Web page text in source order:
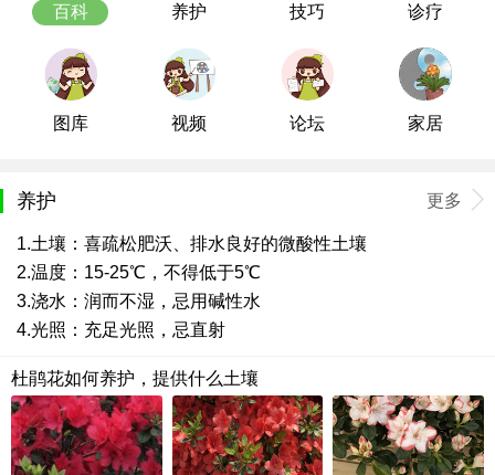
百科 养护 技巧 诊疗
图库 视频 论坛 家居
养护 更多
1.土壤：喜疏松肥沃、排水良好的微酸性土壤
2.温度：15-25℃，不得低于5℃
3.浇水：润而不湿，忌用碱性水
4.光照：充足光照，忌直射
杜鹃花如何养护，提供什么土壤